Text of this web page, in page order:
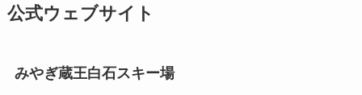
公式ウェブサイト
みやぎ蔵王白石スキー場